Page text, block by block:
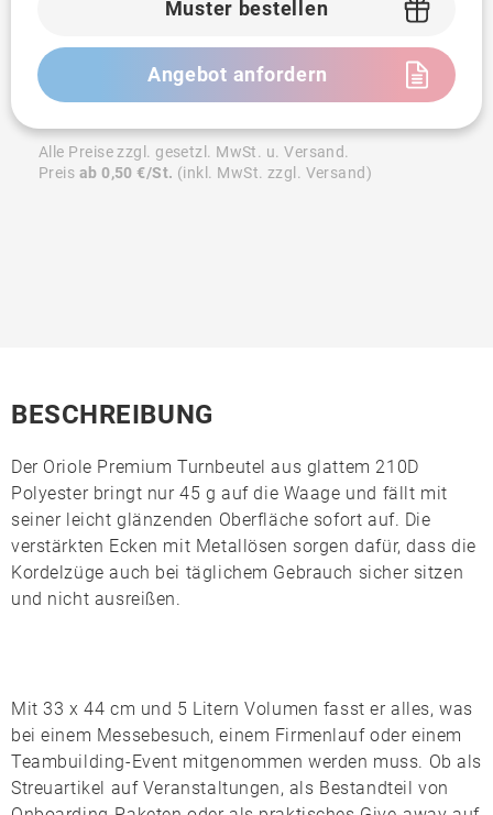
Muster bestellen
Angebot anfordern
Alle Preise zzgl. gesetzl. MwSt. u. Versand.
Preis ab 0,50 €/St. (inkl. MwSt. zzgl. Versand)
BESCHREIBUNG
Der Oriole Premium Turnbeutel aus glattem 210D
Polyesterbringt nur 45 g auf die Waage und fällt mit
seiner leicht glänzenden Oberfläche sofort auf. Die
verstärkten Ecken mit Metallösen sorgen dafür, dass die
Kordelzüge auch bei täglichem Gebrauch sicher sitzen
und nicht ausreißen.
Mit 33 x 44 cm und 5 Litern Volumen fasst er alles, was
bei einem Messebesuch, einem Firmenlauf oder einem
Teambuilding-Event mitgenommen werden muss. Ob als
Streuartikel auf Veranstaltungen, als Bestandteil von